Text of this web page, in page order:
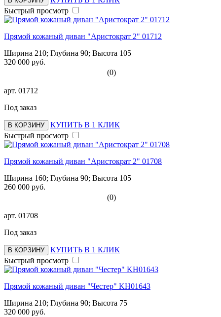
Быстрый просмотр
Прямой кожаный диван "Аристократ 2" 01712
Ширина 210; Глубина 90; Высота 105
320 000 руб.
(0)
арт. 01712
Под заказ
В КОРЗИНУ
КУПИТЬ В 1 КЛИК
Быстрый просмотр
Прямой кожаный диван "Аристократ 2" 01708
Ширина 160; Глубина 90; Высота 105
260 000 руб.
(0)
арт. 01708
Под заказ
В КОРЗИНУ
КУПИТЬ В 1 КЛИК
Быстрый просмотр
Прямой кожаный диван "Честер" KH01643
Ширина 210; Глубина 90; Высота 75
320 000 руб.